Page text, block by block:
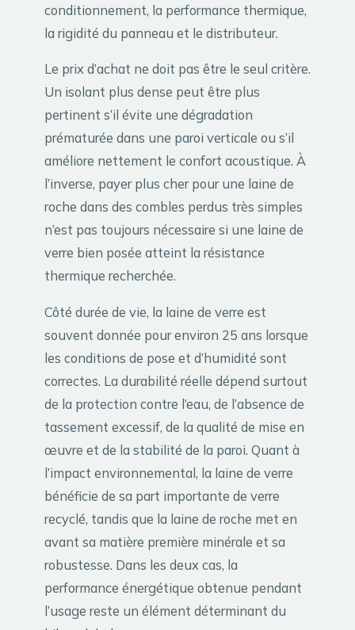
conditionnement, la performance thermique,
la rigidité du panneau et le distributeur.
Le prix d’achat ne doit pas être le seul critère.
Un isolant plus dense peut être plus
pertinent s’il évite une dégradation
prématurée dans une paroi verticale ou s’il
améliore nettement le confort acoustique. À
l’inverse, payer plus cher pour une laine de
roche dans des combles perdus très simples
n’est pas toujours nécessaire si une laine de
verre bien posée atteint la résistance
thermique recherchée.
Côté durée de vie, la laine de verre est
souvent donnée pour environ 25 ans lorsque
les conditions de pose et d’humidité sont
correctes. La durabilité réelle dépend surtout
de la protection contre l’eau, de l’absence de
tassement excessif, de la qualité de mise en
œuvre et de la stabilité de la paroi. Quant à
l’impact environnemental, la laine de verre
bénéficie de sa part importante de verre
recyclé, tandis que la laine de roche met en
avant sa matière première minérale et sa
robustesse. Dans les deux cas, la
performance énergétique obtenue pendant
l’usage reste un élément déterminant du